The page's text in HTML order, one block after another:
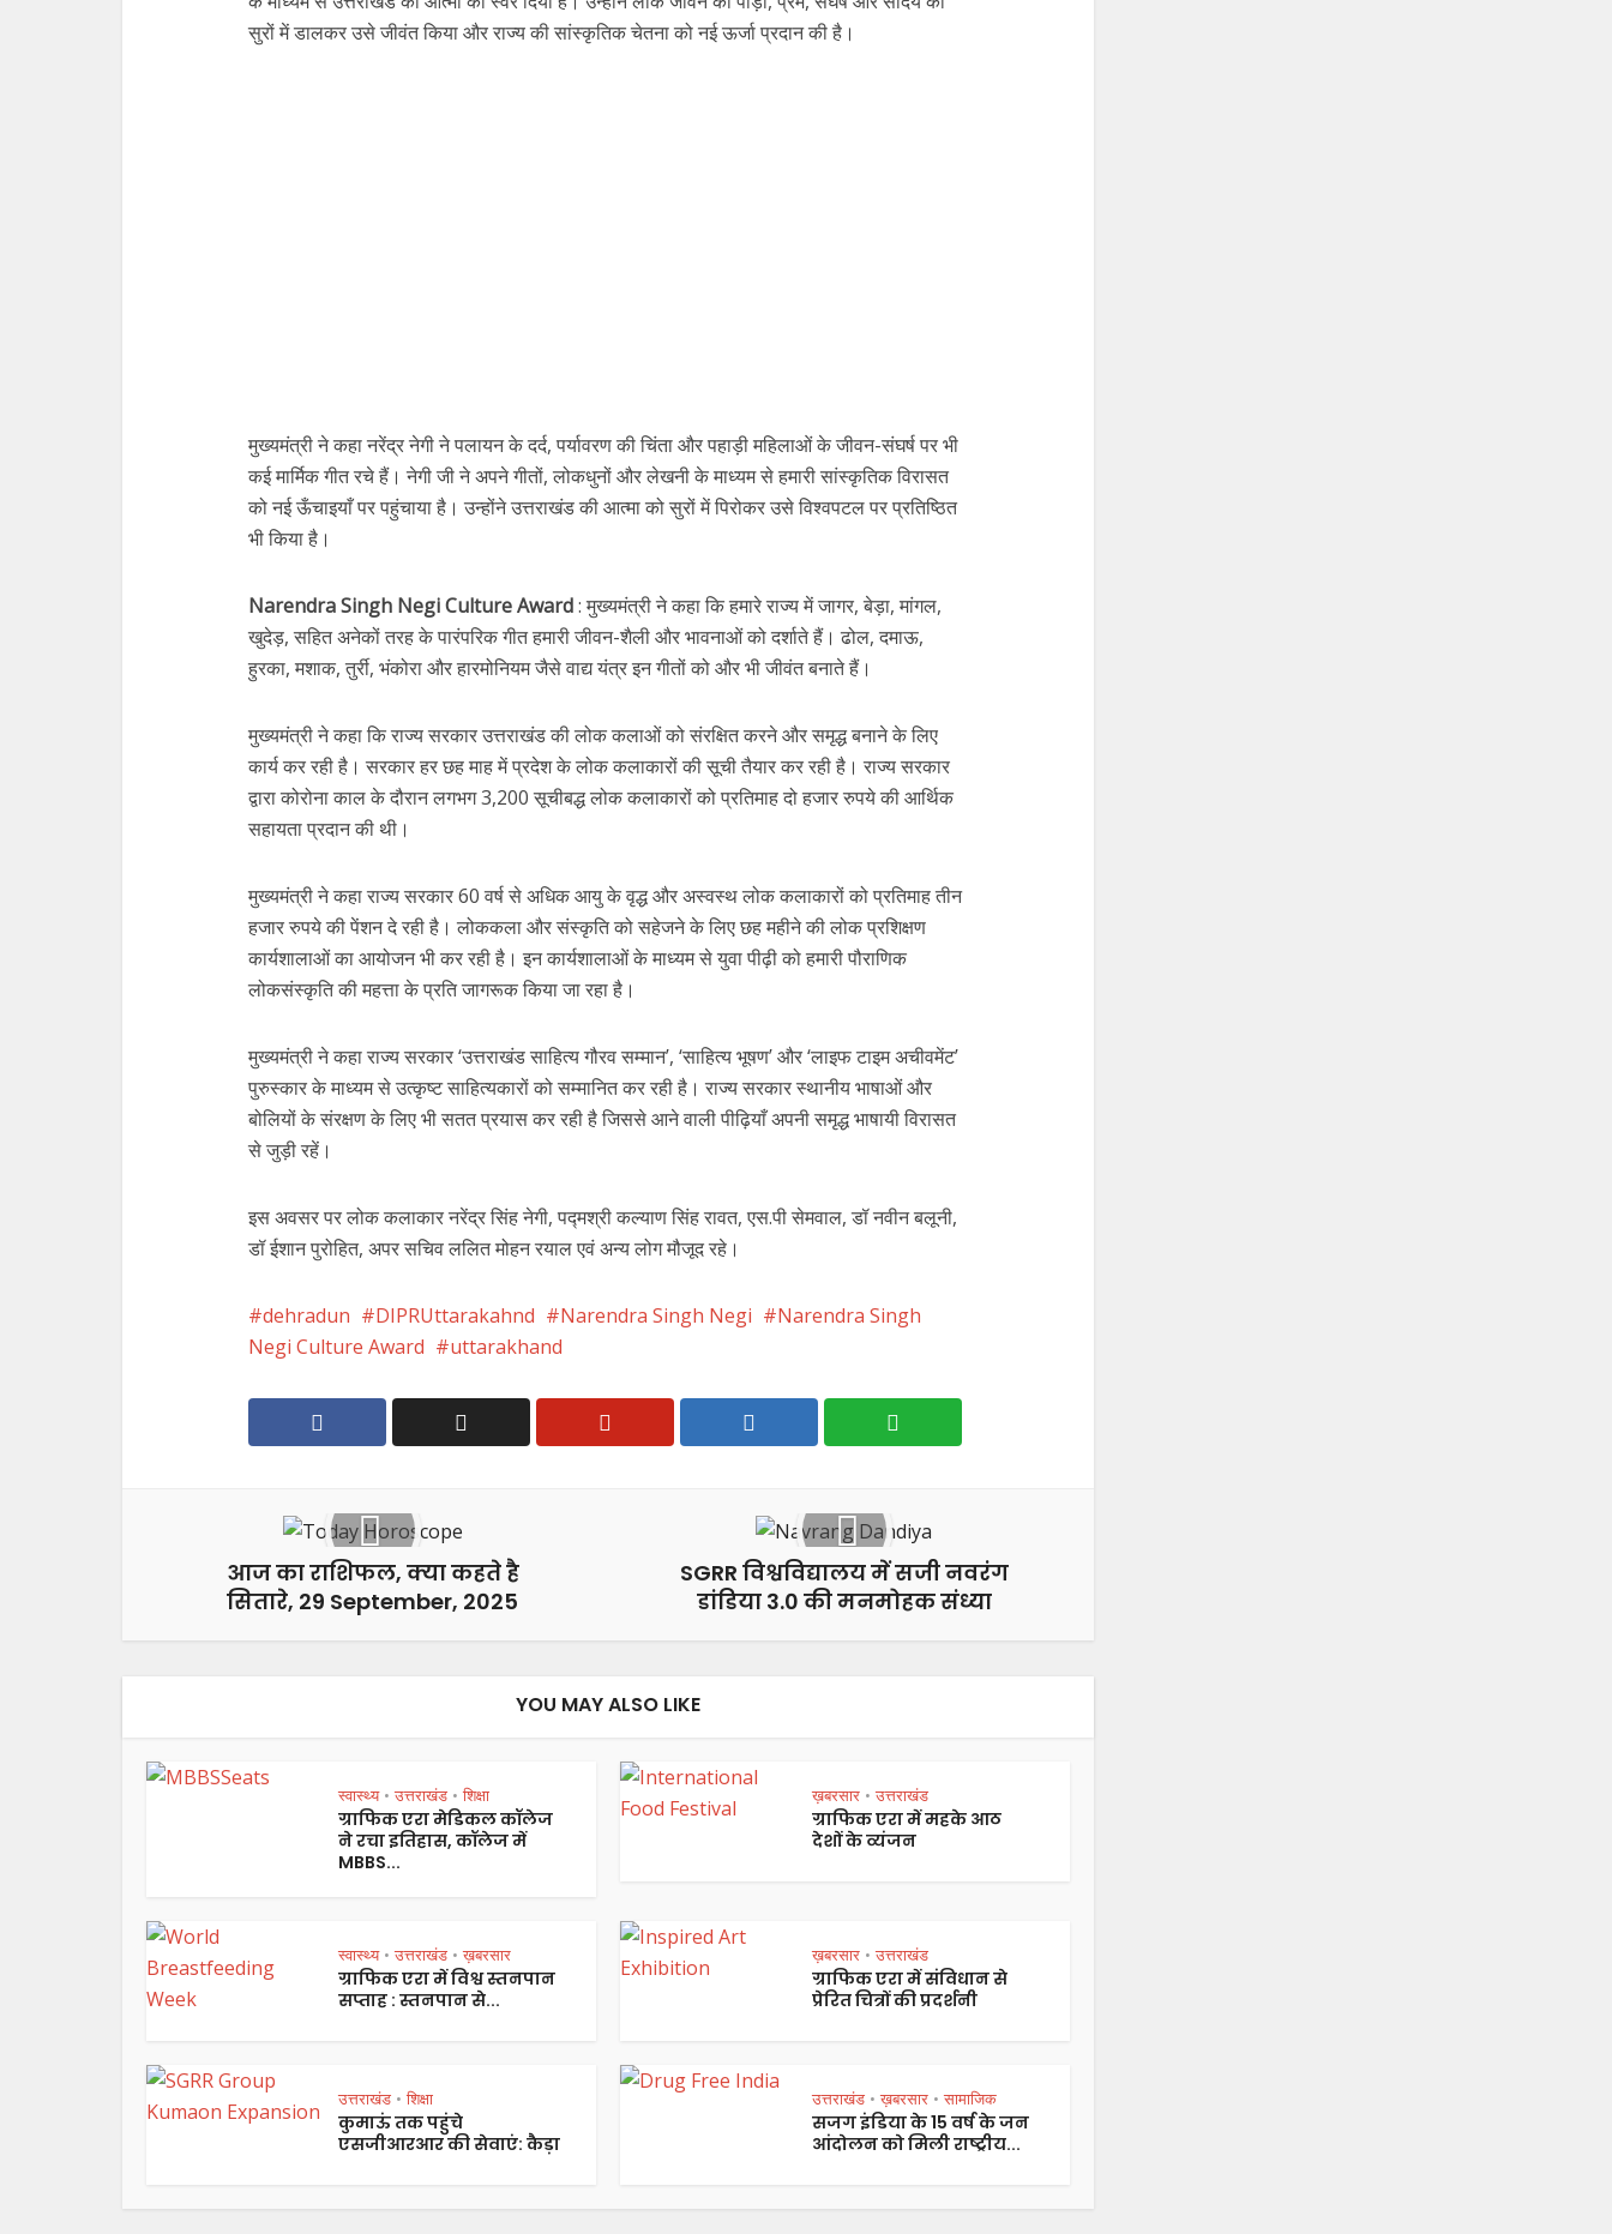
सुरों में डालकर उसे जीवंत किया और राज्य की सांस्कृतिक चेतना को नई ऊर्जा प्रदान की है।
मुख्यमंत्री ने कहा नरेंद्र नेगी ने पलायन के दर्द, पर्यावरण की चिंता और पहाड़ी महिलाओं के जीवन-संघर्ष पर भी
कई मार्मिक गीत रचे हैं। नेगी जी ने अपने गीतों, लोकधुनों और लेखनी के माध्यम से हमारी सांस्कृतिक विरासत
को नई ऊँचाइयाँ पर पहुंचाया है। उन्होंने उत्तराखंड की आत्मा को सुरों में पिरोकर उसे विश्वपटल पर प्रतिष्ठित
भी किया है।
Narendra Singh Negi Culture Award: मुख्यमंत्री ने कहा कि हमारे राज्य में जागर, बेड़ा, मांगल,
खुदेड़, सहित अनेकों तरह के पारंपरिक गीत हमारी जीवन-शैली और भावनाओं को दर्शाते हैं। ढोल, दमाऊ,
हुरका, मशाक, तुर्री, भंकोरा और हारमोनियम जैसे वाद्य यंत्र इन गीतों को और भी जीवंत बनाते हैं।
मुख्यमंत्री ने कहा कि राज्य सरकार उत्तराखंड की लोक कलाओं को संरक्षित करने और समृद्ध बनाने के लिए
कार्य कर रही है। सरकार हर छह माह में प्रदेश के लोक कलाकारों की सूची तैयार कर रही है। राज्य सरकार
द्वारा कोरोना काल के दौरान लगभग 3,200 सूचीबद्ध लोक कलाकारों को प्रतिमाह दो हजार रुपये की आर्थिक
सहायता प्रदान की थी।
मुख्यमंत्री ने कहा राज्य सरकार 60 वर्ष से अधिक आयु के वृद्ध और अस्वस्थ लोक कलाकारों को प्रतिमाह तीन
हजार रुपये की पेंशन दे रही है। लोककला और संस्कृति को सहेजने के लिए छह महीने की लोक प्रशिक्षण
कार्यशालाओं का आयोजन भी कर रही है। इन कार्यशालाओं के माध्यम से युवा पीढ़ी को हमारी पौराणिक
लोकसंस्कृति की महत्ता के प्रति जागरूक किया जा रहा है।
मुख्यमंत्री ने कहा राज्य सरकार ‘उत्तराखंड साहित्य गौरव सम्मान’, ‘साहित्य भूषण’ और ‘लाइफ टाइम अचीवमेंट’
पुरुस्कार के माध्यम से उत्कृष्ट साहित्यकारों को सम्मानित कर रही है। राज्य सरकार स्थानीय भाषाओं और
बोलियों के संरक्षण के लिए भी सतत प्रयास कर रही है जिससे आने वाली पीढ़ियाँ अपनी समृद्ध भाषायी विरासत
से जुड़ी रहें।
इस अवसर पर लोक कलाकार नरेंद्र सिंह नेगी, पद्मश्री कल्याण सिंह रावत, एस.पी सेमवाल, डॉ नवीन बलूनी,
डॉ ईशान पुरोहित, अपर सचिव ललित मोहन रयाल एवं अन्य लोग मौजूद रहे।
dehradun DIPRUttarakahnd Narendra Singh Negi
Narendra Singh
Negi Culture Award
uttarakhand
आज का राशिफल, क्या कहते है
सितारे, 29 September, 2025
SGRR विश्वविद्यालय में सजी नवरंग
डांडिया 3.0 की मनमोहक संध्या
YOU MAY ALSO LIKE
स्वास्थ्य • उत्तराखंड • शिक्षा
ग्राफिक एरा मेडिकल कॉलेज
ने रचा इतिहास, कॉलेज में
MBBS...
ख़बरसार • उत्तराखंड
ग्राफिक एरा में महके आठ
देशों के व्यंजन
स्वास्थ्य • उत्तराखंड • ख़बरसार
ग्राफिक एरा में विश्व स्तनपान
सप्ताह : स्तनपान से...
ख़बरसार • उत्तराखंड
ग्राफिक एरा में संविधान से
प्रेरित चित्रों की प्रदर्शनी
उत्तराखंड • शिक्षा
कुमाऊं तक पहुंचे
एसजीआरआर की सेवाएं: कैड़ा
उत्तराखंड • ख़बरसार • सामाजिक
सजग इंडिया के 15 वर्ष के जन
आंदोलन को मिली राष्ट्रीय...